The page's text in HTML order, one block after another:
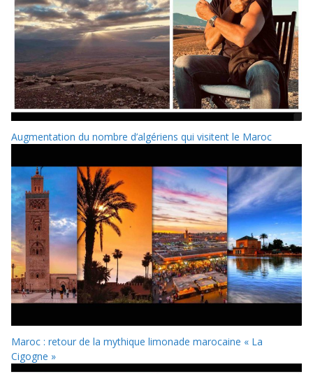
Augmentation du nombre d’algériens qui visitent le Maroc
Maroc : retour de la mythique limonade marocaine « La
Cigogne »